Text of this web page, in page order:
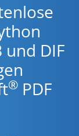
und DIF
® PDF